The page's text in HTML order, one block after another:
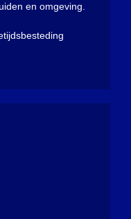
en omgeving.